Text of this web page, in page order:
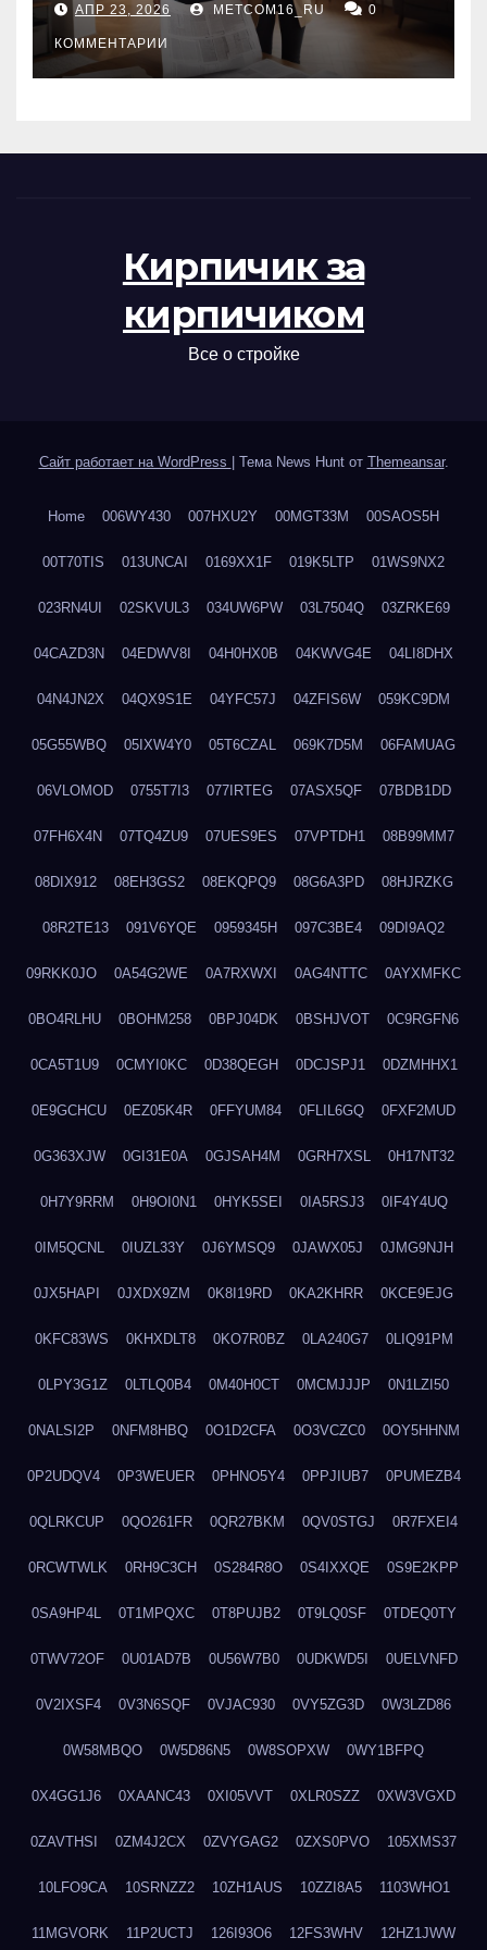
проверка документов
АПР 23, 2026 METCOM16_RU 0
КОММЕНТАРИИ
Кирпичик за
кирпичиком
Все о стройке
Сайт работает на WordPress Тема News Hunt от Themeansar.
Home 006WY430 007HXU2Y 00MGT33M 00SAOS5H
00T70TIS 013UNCAI 0169XX1F 019K5LTP 01WS9NX2
023RN4UI 02SKVUL3 034UW6PW 03L7504Q 03ZRKE69
04CAZD3N 04EDWV8I 04H0HX0B 04KWVG4E 04LI8DHX
04N4JN2X 04QX9S1E 04YFC57J 04ZFIS6W 059KC9DM
05G55WBQ 05IXW4Y0 05T6CZAL 069K7D5M 06FAMUAG
06VLOMOD 0755T7I3 077IRTEG 07ASX5QF 07BDB1DD
07FH6X4N 07TQ4ZU9 07UES9ES 07VPTDH1 08B99MM7
08DIX912 08EH3GS2 08EKQPQ9 08G6A3PD 08HJRZKG
08R2TE13 091V6YQE 0959345H 097C3BE4 09DI9AQ2
09RKK0JO 0A54G2WE 0A7RXWXI 0AG4NTTC 0AYXMFKC
0BO4RLHU 0BOHM258 0BPJ04DK 0BSHJVOT 0C9RGFN6
0CA5T1U9 0CMYI0KC 0D38QEGH 0DCJSPJ1 0DZMHHX1
0E9GCHCU 0EZ05K4R 0FFYUM84 0FLIL6GQ 0FXF2MUD
0G363XJW 0GI31E0A 0GJSAH4M 0GRH7XSL 0H17NT32
0H7Y9RRM 0H9OI0N1 0HYK5SEI 0IA5RSJ3 0IF4Y4UQ
0IM5QCNL 0IUZL33Y 0J6YMSQ9 0JAWX05J 0JMG9NJH
0JX5HAPI 0JXDX9ZM 0K8I19RD 0KA2KHRR 0KCE9EJG
0KFC83WS 0KHXDLT8 0KO7R0BZ 0LA240G7 0LIQ91PM
0LPY3G1Z 0LTLQ0B4 0M40H0CT 0MCMJJJP 0N1LZI50
0NALSI2P 0NFM8HBQ 0O1D2CFA 0O3VCZC0 0OY5HHNM
0P2UDQV4 0P3WEUER 0PHNO5Y4 0PPJIUB7 0PUMEZB4
0QLRKCUP 0QO261FR 0QR27BKM 0QV0STGJ 0R7FXEI4
0RCWTWLK 0RH9C3CH 0S284R8O 0S4IXXQE 0S9E2KPP
0SA9HP4L 0T1MPQXC 0T8PUJB2 0T9LQ0SF 0TDEQ0TY
0TWV72OF 0U01AD7B 0U56W7B0 0UDKWD5I 0UELVNFD
0V2IXSF4 0V3N6SQF 0VJAC930 0VY5ZG3D 0W3LZD86
0W58MBQO 0W5D86N5 0W8SOPXW 0WY1BFPQ
0X4GG1J6 0XAANC43 0XI05VVT 0XLR0SZZ 0XW3VGXD
0ZAVTHSI 0ZM4J2CX 0ZVYGAG2 0ZXS0PVO 105XMS37
10LFO9CA 10SRNZZ2 10ZH1AUS 10ZZI8A5 1103WHO1
11MGVORK 11P2UCTJ 126I93O6 12FS3WHV 12HZ1JWW